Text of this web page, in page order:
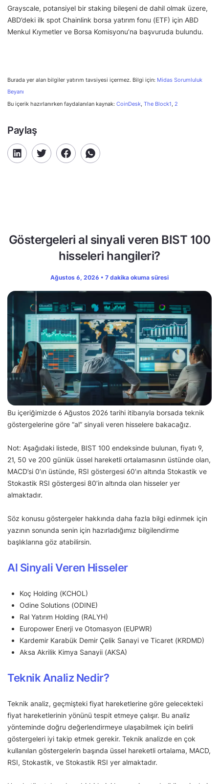
Grayscale, potansiyel bir staking bileşeni de dahil olmak üzere,
ABD’deki ilk spot Chainlink borsa yatırım fonu (ETF) için ABD
Menkul Kıymetler ve Borsa Komisyonu’na başvuruda bulundu.
Burada yer alan bilgiler yatırım tavsiyesi içermez. Bilgi için: Midas Sorumluluk
Beyanı
Bu içerik hazırlanırken faydalanılan kaynak: CoinDesk The Block1 2
Paylaş
Göstergeleri al sinyali veren BIST 100
hisseleri hangileri?
Ağustos 6, 2026 • 7 dakika okuma süresi
Bu içeriğimizde 6 Ağustos 2026 tarihi itibarıyla borsada teknik
göstergelerine göre “al” sinyali veren hisselere bakacağız.
Not: Aşağıdaki listede, BIST 100 endeksinde bulunan, fiyatı 9,
21, 50 ve 200 günlük üssel hareketli ortalamasının üstünde olan,
MACD’si 0’ın üstünde, RSI göstergesi 60’ın altında Stokastik ve
Stokastik RSI göstergesi 80’in altında olan hisseler yer
almaktadır.
Söz konusu göstergeler hakkında daha fazla bilgi edinmek için
yazının sonunda senin için hazırladığımız bilgilendirme
başlıklarına göz atabilirsin.
Al Sinyali Veren Hisseler
Koç Holding (KCHOL)
Odine Solutions (ODINE)
Ral Yatırım Holding (RALYH)
Europower Enerji ve Otomasyon (EUPWR)
Kardemir Karabük Demir Çelik Sanayi ve Ticaret (KRDMD)
Aksa Akrilik Kimya Sanayii (AKSA)
Teknik Analiz Nedir?
Teknik analiz, geçmişteki fiyat hareketlerine göre gelecekteki
fiyat hareketlerinin yönünü tespit etmeye çalışır. Bu analiz
yönteminde doğru değerlendirmeye ulaşabilmek için belirli
göstergeleri iyi takip etmek gerekir. Teknik analizde en çok
kullanılan göstergelerin başında üssel hareketli ortalama, MACD,
RSI, Stokastik, ve Stokastik RSI yer almaktadır.